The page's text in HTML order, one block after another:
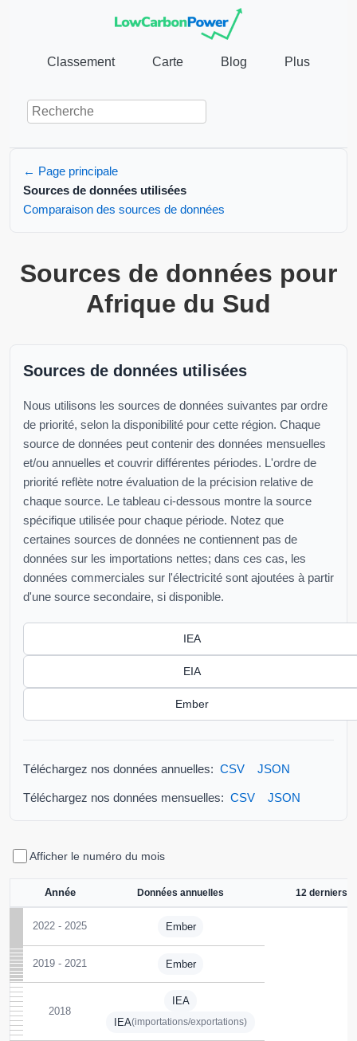
Classement Carte Blog Plus
← Page principale
Sources de données utilisées
Comparaison des sources de données
Sources de données pour
Afrique du Sud
Sources de données utilisées
Nous utilisons les sources de données suivantes par ordre
de priorité, selon la disponibilité pour cette région. Chaque
source de données peut contenir des données mensuelles
et/ou annuelles et couvrir différentes périodes. L'ordre de
priorité reflète notre évaluation de la précision relative de
chaque source. Le tableau ci-dessous montre la source
spécifique utilisée pour chaque période. Notez que
certaines sources de données ne contiennent pas de
données sur les importations nettes; dans ces cas, les
données commerciales sur l'électricité sont ajoutées à partir
d'une source secondaire, si disponible.
IEA
EIA
Ember
Téléchargez nos données annuelles: CSV JSON
Téléchargez nos données mensuelles: CSV JSON
Afficher le numéro du mois
Année Données annuelles 12 derniers
2022 - 2025 Ember
2019 - 2021 Ember
2018
IEA
IEA(importations/exportations)